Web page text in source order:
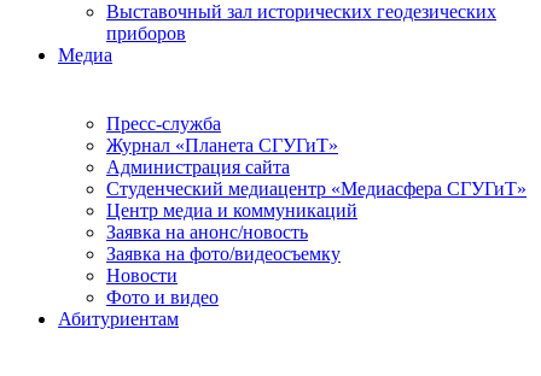
Выставочный зал исторических геодезических
приборов
Медиа
Пресс-служба
Журнал «Планета СГУГиТ»
Администрация сайта
Студенческий медиацентр «Медиасфера СГУГиТ»
Центр медиа и коммуникаций
Заявка на анонс/новость
Заявка на фото/видеосъемку
Новости
Фото и видео
Абитуриентам